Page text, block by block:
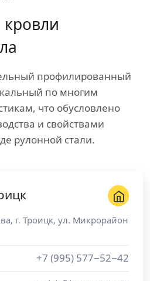
кровли
профилированный
по многим
что обусловлено
и свойствами
рулонной стали.
, г. Троицк, ул. Микрорайон
+7 (995) 577−52−42